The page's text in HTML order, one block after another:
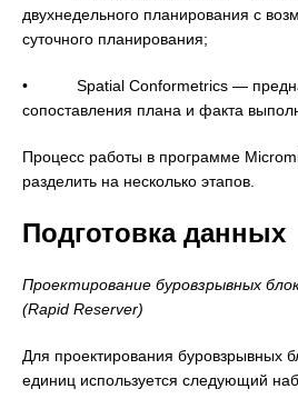
двухнедельного планирования с
суточного планирования;
• Spatial Conformetrics —
сопоставления плана и факта
Процесс работы в программе
разделить на несколько этапов.
Подготовка данных
Проектирование буровзрывных
(Rapid Reserver)
Для проектирования буровзрывных
единиц используется следующий